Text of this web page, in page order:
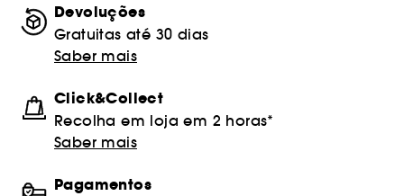
Devoluções
Gratuitas até 30 dias
Saber mais
Click&Collect
Recolha em loja em 2 horas*
Saber mais
Pagamentos